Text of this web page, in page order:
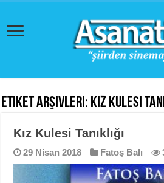
Etiket Arşivleri: Kız Kulesi
Kız Kulesi Tanıklığı
29 Nisan 2018 Fatoş Balı